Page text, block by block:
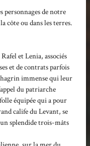
personnages de notre
côte ou dans les terres.
et Lenia, associés
et de contrats parfois
immense qui leur
du patriarche
équipée qui a pour
calife du Levant, se
splendide trois-mâts